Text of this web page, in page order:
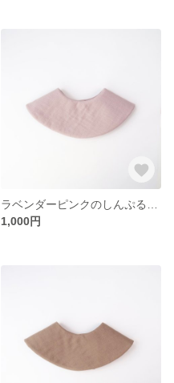
1,000円